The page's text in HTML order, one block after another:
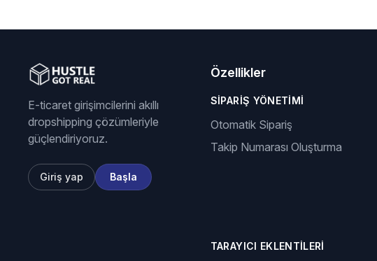
E-ticaret girişimcilerini akıllı
dropshipping çözümleriyle
güçlendiriyoruz.
Giriş yap Başla
Özellikler
SIPARIŞ YÖNETIMI
Otomatik Sipariş
Takip Numarası Oluşturma
TARAYICI EKLENTILERI